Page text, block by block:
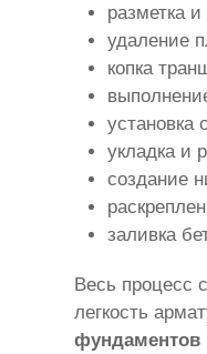
разметка
удаление
копка
установка
укладка и
создание
заливка
Весь процесс
легкость
фундаментов